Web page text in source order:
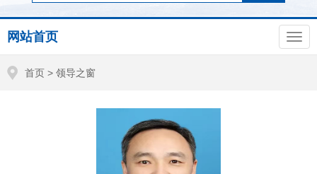
网站首页
首页 > 领导之窗